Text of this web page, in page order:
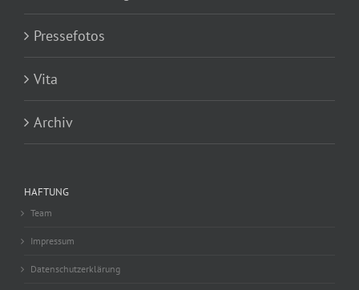
Pressefotos
Vita
Archiv
HAFTUNG
Team
Impressum
Datenschutzerklärung